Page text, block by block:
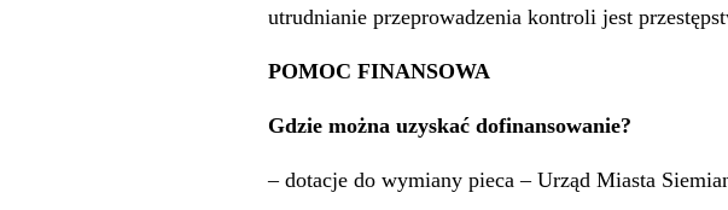
utrudnianie przeprowadzenia kontroli jest
POMOC FINANSOWA
Gdzie można uzyskać dofinansowanie?
– dotacje do wymiany pieca – Urząd Miasta